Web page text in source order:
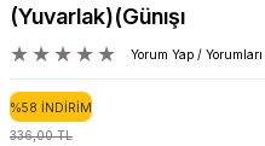
(Yuvarlak)(Günışı
Yorum Yap /
%58 İNDİRİM
336,00 TL